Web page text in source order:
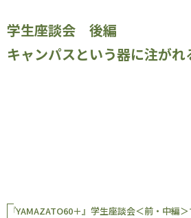
学生座談会 後編
キャンパスという器に注がれ
『YAMAZATO60＋』学生座談会＜前・中編